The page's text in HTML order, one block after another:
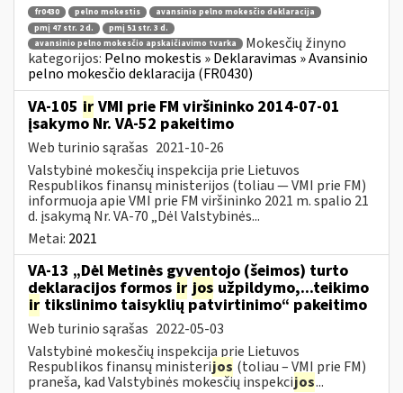
fr0430 pelno mokestis
avansinio pelno mokesčio deklaracija
pmį 47 str. 2 d.
pmį 51 str. 3 d.
avansinio pelno mokesčio apskaičiavimo tvarka
Mokesčių žinyno
kategorijos: Pelno mokestis » Deklaravimas » Avansinio
pelno mokesčio deklaracija (FR0430)
VA-105 ir VMI prie FM viršininko 2014-07-01
įsakymo Nr. VA-52 pakeitimo
Web turinio sąrašas 2021-10-26
Valstybinė mokesčių inspekcija prie Lietuvos
Respublikos finansų ministerijos (toliau ― VMI prie FM)
informuoja apie VMI prie FM viršininko 2021 m. spalio 21
d. įsakymą Nr. VA-70 „Dėl Valstybinės...
Metai: 2021
VA-13 „Dėl Metinės gyventojo (šeimos) turto
deklaracijos formos ir jos užpildymo,...teikimo
ir tikslinimo taisyklių patvirtinimo“ pakeitimo
Web turinio sąrašas 2022-05-03
Valstybinė mokesčių inspekcija prie Lietuvos
Respublikos finansų ministerijos (toliau – VMI prie FM)
praneša, kad Valstybinės mokesčių inspekcijos...